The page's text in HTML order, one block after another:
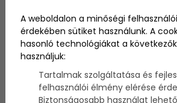
"Ideális" gyerekek
Instagramon/
és a valóságban...
Szerző:admin
A weboldalon a minőségi
érdekében sütiket használunk. A
hasonló technológiákat a
használjuk:
Tartalmak szolgáltatása és
felhasználói élmény elérése
Biztonságosabb használat